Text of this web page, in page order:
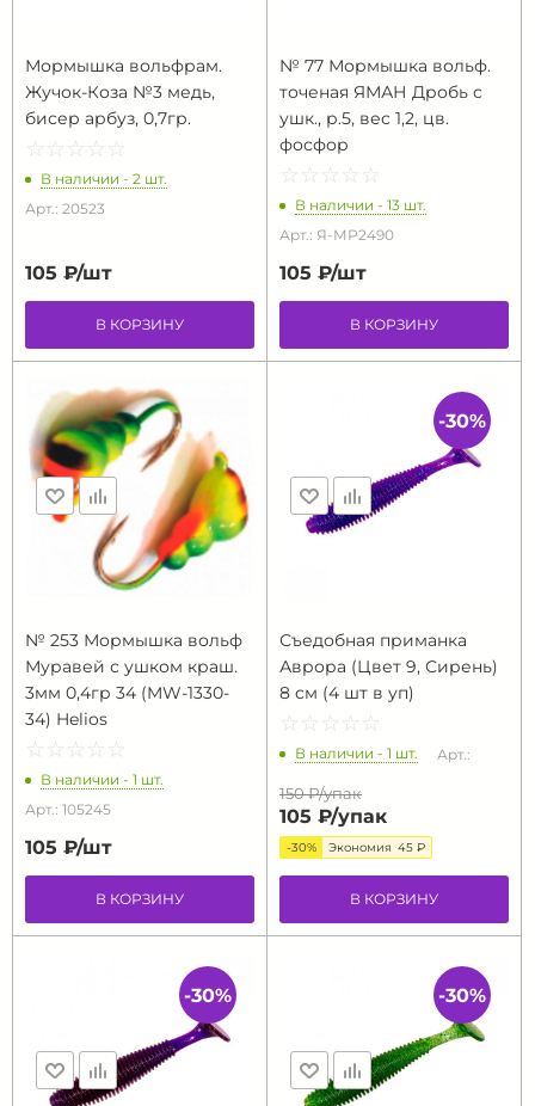
Мормышка вольфрам.
Жучок-Коза №3 медь,
бисер арбуз, 0,7гр.
☆ ☆ ☆ ☆ ☆
★ ★ ★ ★ ★
В наличии - 2 шт.
Арт.: 20523
105 ₽/шт
В КОРЗИНУ
№ 77 Мормышка вольф.
точеная ЯМАН Дробь с
ушк., р.5, вес 1,2, цв.
фосфор
☆ ☆ ☆ ☆ ☆
★ ★ ★ ★ ★
В наличии - 13 шт.
Арт.: Я-МР2490
105 ₽/шт
В КОРЗИНУ
№ 253 Мормышка вольф
Муравей с ушком краш.
3мм 0,4гр 34 (MW-1330-
34) Helios
☆ ☆ ☆ ☆ ☆
★ ★ ★ ★ ★
В наличии - 1 шт.
Арт.: 105245
105 ₽/шт
В КОРЗИНУ
Съедобная приманка
Аврора (Цвет 9, Сирень)
8 см (4 шт в уп)
☆ ☆ ☆ ☆ ☆
★ ★ ★ ★ ★
В наличии - 1 шт. Арт.:
150 ₽/упак
105 ₽/упак
-30% Экономия 45 ₽
В КОРЗИНУ
-30%
-30% -30%